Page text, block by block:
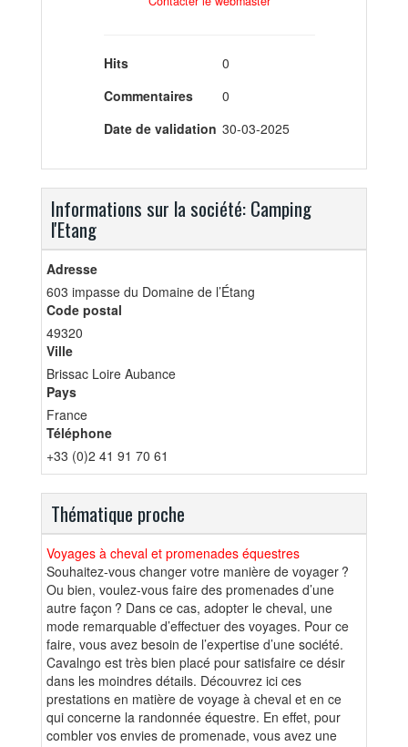
Hits
0
Commentaires
0
Date de validation 30-03-2025
Informations sur la société: Camping
l'Etang
Adresse
603 impasse du Domaine de l’Étang
Code postal
49320
Ville
Brissac Loire Aubance
Pays
France
Téléphone
+33 (0)2 41 91 70 61
Thématique proche
Voyages à cheval et promenades équestres
Souhaitez-vous changer votre manière de voyager ?
Ou bien, voulez-vous faire des promenades d’une
autre façon ? Dans ce cas, adopter le cheval, une
mode remarquable d’effectuer des voyages. Pour ce
faire, vous avez besoin de l’expertise d’une société.
Cavalngo est très bien placé pour satisfaire ce désir
dans les moindres détails. Découvrez ici ces
prestations en matière de voyage à cheval et en ce
qui concerne la randonnée équestre. En effet, pour
combler vos envies de promenade, vous avez une